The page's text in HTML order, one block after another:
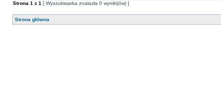
Strona 1 z 1 [ Wyszukiwarka znalazła 0 wyniki(ów) ]
Strona główna